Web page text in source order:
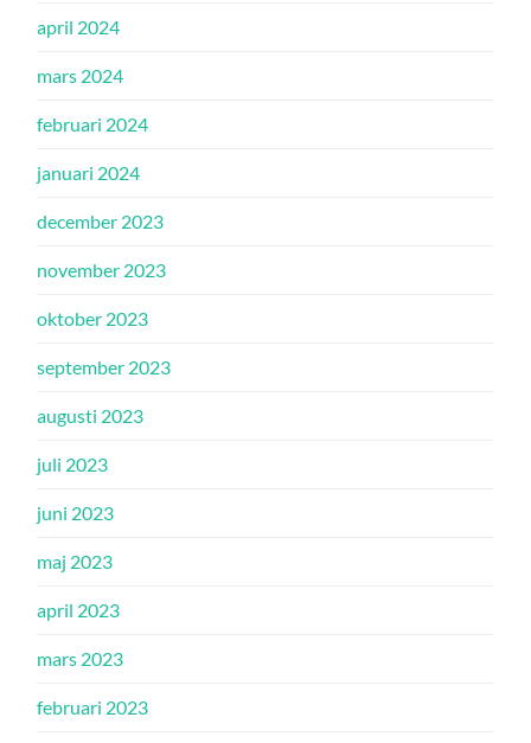
april 2024
mars 2024
februari 2024
januari 2024
december 2023
november 2023
oktober 2023
september 2023
augusti 2023
juli 2023
juni 2023
maj 2023
april 2023
mars 2023
februari 2023